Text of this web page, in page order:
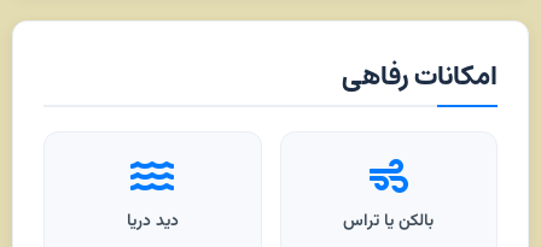
امکانات رفاهی
بالکن یا تراس دید دریا